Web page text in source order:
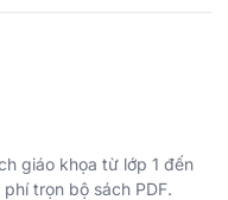
giáo khọa từ lớp 1 đến
trọn bộ sách PDF.